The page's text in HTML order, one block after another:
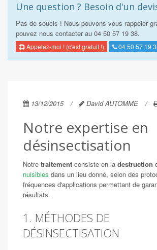
Une question ? Besoin d'un
Pas de soucis ! Nous pouvons vous rappeler
pouvez nous contacter au 04 50 57 19 38.
Appelez-moi ! (c'est gratuit !) 04 50 57 19
13/12/2015 David AUTOMME
Notre expertise en
désinsectisation
Notre traitement consiste en la destruction
nuisibles dans un lieu donné, selon des
fréquences d'applications permettant de
résultats.
1. MÉTHODES DE
DÉSINSECTISATION